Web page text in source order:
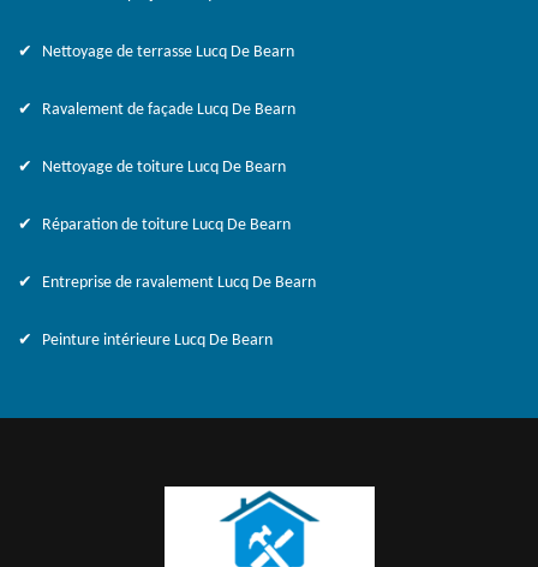
Nettoyage de terrasse Lucq De Bearn
Ravalement de façade Lucq De Bearn
Nettoyage de toiture Lucq De Bearn
Réparation de toiture Lucq De Bearn
Entreprise de ravalement Lucq De Bearn
Peinture intérieure Lucq De Bearn